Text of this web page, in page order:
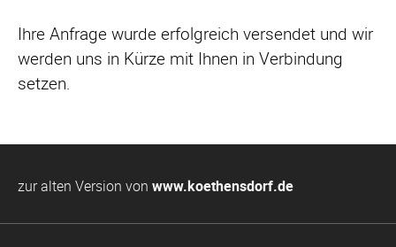
Ihre Anfrage wurde erfolgreich versendet und wir
werden uns in Kürze mit Ihnen in Verbindung
setzen.
zur alten Version von www.koethensdorf.de